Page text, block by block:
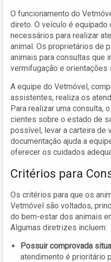
O funcionamento do
direto. O veículo é equipado
necessários para realizar
animal. Os proprietários de
animais para consultas que
vermifugação e orientações
A equipe do Vetmóvel,
assistentes, realiza os
Para realizar uma consulta,
cientes sobre o estado de
possível, levar a carteira de
documentação ajuda a
oferecer os cuidados
Critérios para
Os critérios para que os
Vetmóvel são voltados,
do bem-estar dos animais
Algumas diretrizes incluem:
Possuir comprovada
atendimento é prioritário